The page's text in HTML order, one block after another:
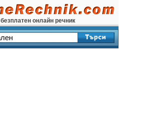
безплатен онлайн речник